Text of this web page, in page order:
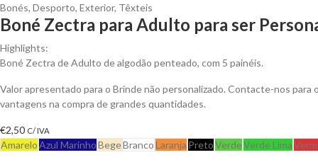
Bonés, Desporto, Exterior, Têxteis
Boné Zectra para Adulto para ser
Highlights:
Boné Zectra de Adulto de algodão penteado, com 5 painéis.
Valor apresentado para o Brinde não personalizado. Contacte-nos para
vantagens na compra de grandes quantidades.
€2,50 C/ IVA
AmareloAzul MarinhoBegeBrancoLaranja PretoVerdeVerde Lima